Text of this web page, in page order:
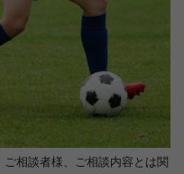
ご相談者様、ご相談内容とは関